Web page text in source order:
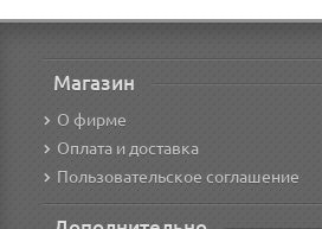
Магазин
О фирме
Оплата и доставка
Пользовательское соглашение